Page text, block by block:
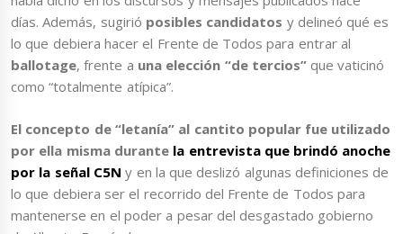
días. Además, sugirió posibles candidatos y delineó qué es
lo que debiera hacer el Frente de Todos para entrar al
ballotage, frente a una elección “de tercios”que vaticinó
como “totalmente atípica”.
El concepto de “letanía” al cantito popular fue utilizado
por ella misma durantela entrevista que brindó anoche
por la señal C5N y en la que deslizó algunas definiciones de
lo que debiera ser el recorrido del Frente de Todos para
mantenerse en el poder a pesar del desgastado gobierno